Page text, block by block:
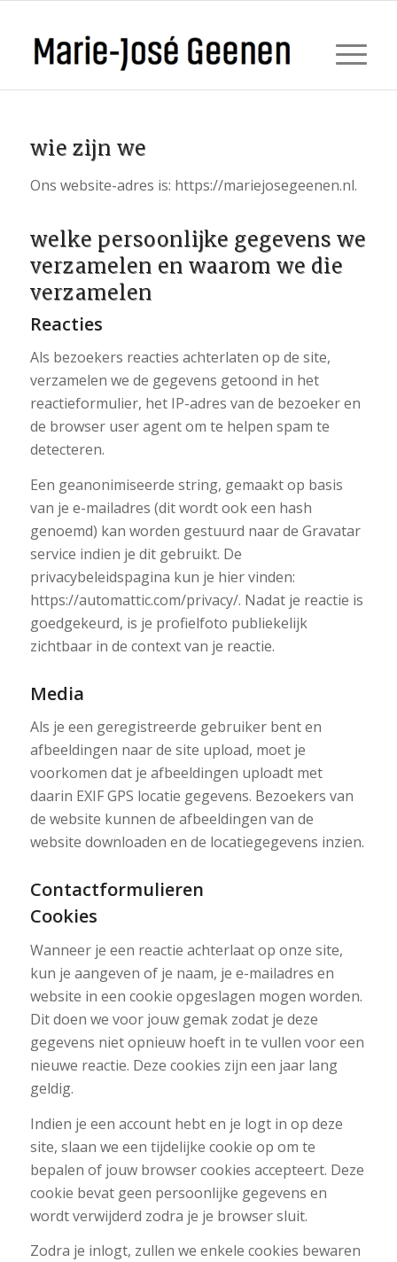
wie zijn we
Ons website-adres is: https://mariejosegeenen.nl.
welke persoonlijke gegevens we
verzamelen en waarom we die
verzamelen
Reacties
Als bezoekers reacties achterlaten op de site,
verzamelen we de gegevens getoond in het
reactieformulier, het IP-adres van de bezoeker en
de browser user agent om te helpen spam te
detecteren.
Een geanonimiseerde string, gemaakt op basis
van je e-mailadres (dit wordt ook een hash
genoemd) kan worden gestuurd naar de Gravatar
service indien je dit gebruikt. De
privacybeleidspagina kun je hier vinden:
https://automattic.com/privacy/. Nadat je reactie is
goedgekeurd, is je profielfoto publiekelijk
zichtbaar in de context van je reactie.
Media
Als je een geregistreerde gebruiker bent en
afbeeldingen naar de site upload, moet je
voorkomen dat je afbeeldingen uploadt met
daarin EXIF GPS locatie gegevens. Bezoekers van
de website kunnen de afbeeldingen van de
website downloaden en de locatiegegevens inzien.
Contactformulieren
Cookies
Wanneer je een reactie achterlaat op onze site,
kun je aangeven of je naam, je e-mailadres en
website in een cookie opgeslagen mogen worden.
Dit doen we voor jouw gemak zodat je deze
gegevens niet opnieuw hoeft in te vullen voor een
nieuwe reactie. Deze cookies zijn een jaar lang
geldig.
Indien je een account hebt en je logt in op deze
site, slaan we een tijdelijke cookie op om te
bepalen of jouw browser cookies accepteert. Deze
cookie bevat geen persoonlijke gegevens en
wordt verwijderd zodra je je browser sluit.
Zodra je inlogt, zullen we enkele cookies bewaren